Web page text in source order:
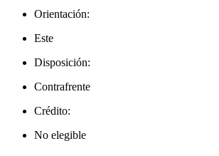
Orientación:
Este
Disposición:
Contrafrente
Crédito:
No elegible